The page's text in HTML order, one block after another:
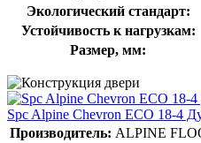
Экологический стандарт:
Устойчивость к нагрузкам:
Размер, мм:
Spc Alpine Chevron ECO 18-4
Производитель: ALPINE